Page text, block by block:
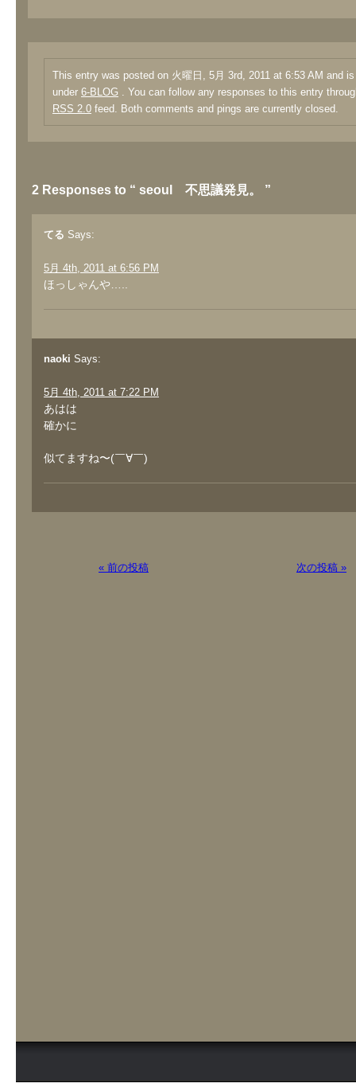
This entry was posted on 火曜日, 5月 3rd, 2011 at 6:53 AM and
under 6-BLOG . You can follow any responses to this entry
RSS 2.0 feed. Both comments and pings are currently closed.
2 Responses to “ seoul 不思議発見。 ”
てる Says:
5月 4th, 2011 at 6:56 PM
ほっしゃんや…..
naoki Says:
5月 4th, 2011 at 7:22 PM
あはは
確かに
似てますね〜(￣∀￣)
« 前の投稿 次の投稿 »